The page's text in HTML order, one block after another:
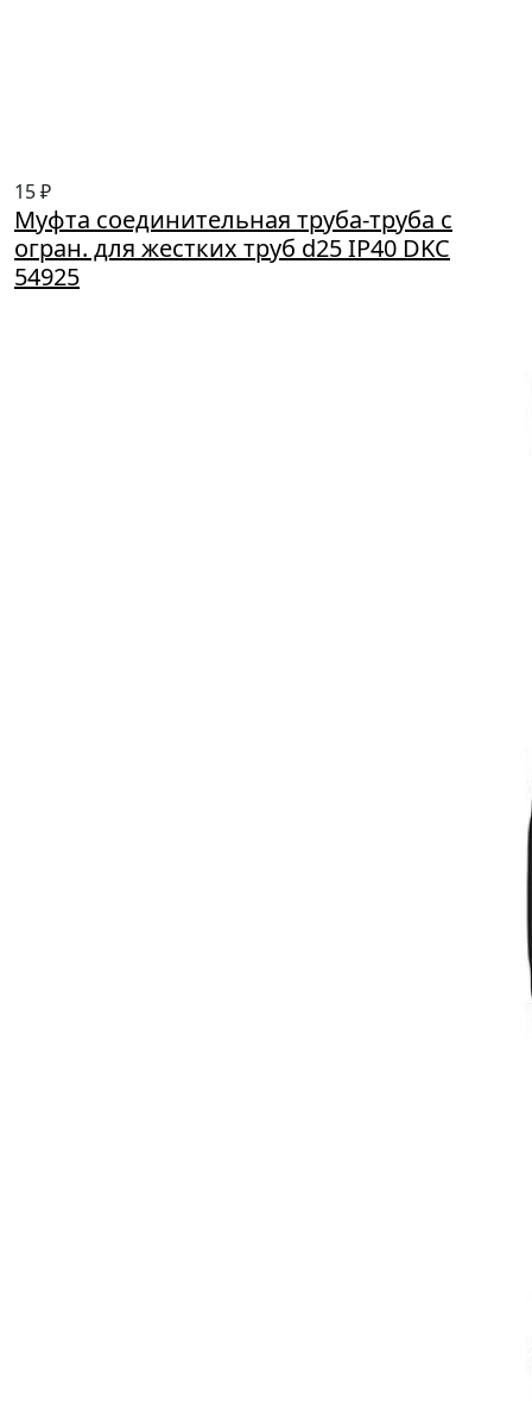
15 ₽
Муфта соединительная труба-труба с
огран. для жестких труб d25 IP40 DKC
54925